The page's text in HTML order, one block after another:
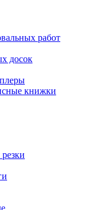
работ
досок
книжки